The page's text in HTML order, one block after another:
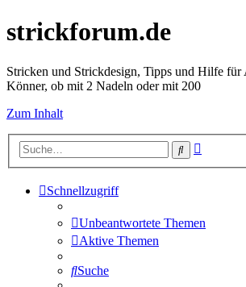
strickforum.de
Stricken und Strickdesign, Tipps und Hilfe für
Könner, ob mit 2 Nadeln oder mit 200
Zum Inhalt
Suche
Schnellzugriff
Unbeantwortete Themen
Aktive Themen
Suche